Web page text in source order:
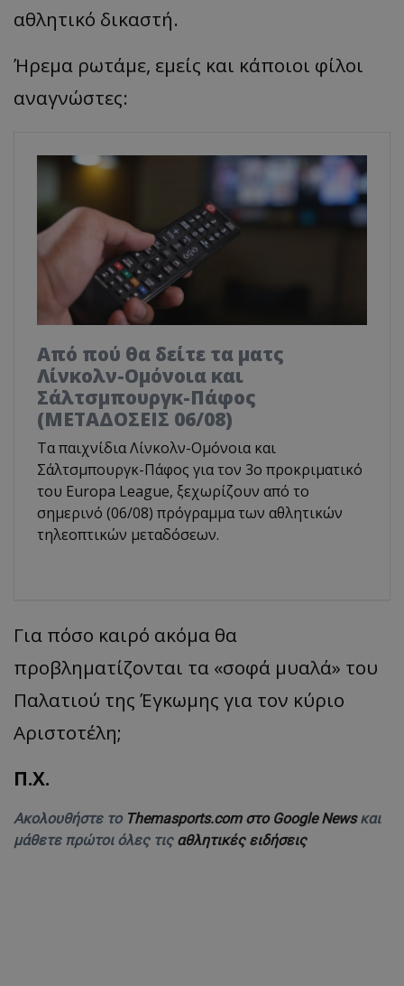
αθλητικό δικαστή.
Ήρεμα ρωτάμε, εμείς και κάποιοι φίλοι
αναγνώστες:
Από πού θα δείτε τα ματς
Λίνκολν-Ομόνοια και
Σάλτσμπουργκ-Πάφος
(ΜΕΤΑΔΟΣΕΙΣ 06/08)
Τα παιχνίδια Λίνκολν-Ομόνοια και
Σάλτσμπουργκ-Πάφος για τον 3ο προκριματικό
του Europa League, ξεχωρίζουν από το
σημερινό (06/08) πρόγραμμα των αθλητικών
τηλεοπτικών μεταδόσεων.
Για πόσο καιρό ακόμα θα
προβληματίζονται τα «σοφά μυαλά» του
Παλατιού της Έγκωμης για τον κύριο
Αριστοτέλη;
Π.Χ.
Ακολουθήστε το Themasports.com στο Google Newsκαι
μάθετε πρώτοι όλες τις αθλητικές ειδήσεις